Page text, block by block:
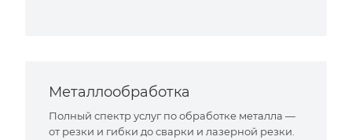
Металлообработка
Полный спектр услуг по обработке металла —
от резки и гибки до сварки и лазерной резки.